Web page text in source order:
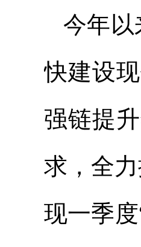
今年
快建设
强链提
求，全
现一季